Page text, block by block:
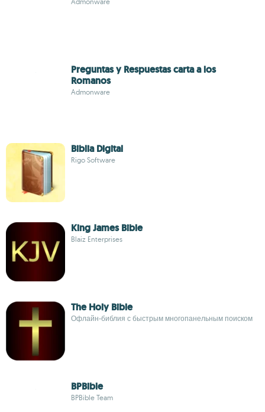
Preguntas y Respuestas carta a los
Romanos
Admonware
Biblia Digital
Rigo Software
King James Bible
Blaiz Enterprises
The Holy Bible
Офлайн-библия с быстрым многопанельным поиском
BPBible
BPBible Team